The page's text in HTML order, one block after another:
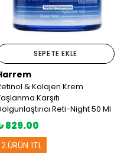
SEPETE EKLE
& Kolajen Krem
Karşıtı
Reti-Night 50 Ml
829.00
2.ÜRÜN 1TL